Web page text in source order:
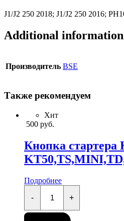
J1/J2 250 2018; J1/J2 250 2016;
Additional information
Производитель BSE
Также рекомендуем
Хит
500 руб.
Кнопка стартера
Подробнее
-
стартера+